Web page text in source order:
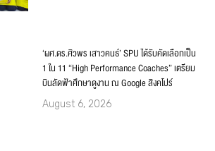
‘ผศ.ดร.ศิวพร เสาวคนธ์’ SPU ได้รับคัดเลือกเป็น
1 ใน 11 “High Performance Coaches” เตรียม
บินลัดฟ้าศึกษาดูงาน ณ Google สิงคโปร์
August 6, 2026